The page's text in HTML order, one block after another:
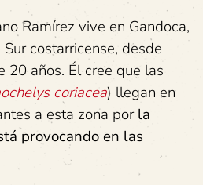
Ramírez vive en Gandoca,
costarricense, desde
20 años. Él cree que las
coriacea) llegan en
a esta zona porla
provocando en las